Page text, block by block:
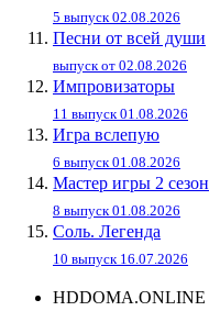
5 выпуск 02.08.2026
Песни от всей души
выпуск от 02.08.2026
Импровизаторы
11 выпуск 01.08.2026
Игра вслепую
6 выпуск 01.08.2026
Мастер игры 2 сезон
8 выпуск 01.08.2026
Соль. Легенда
10 выпуск 16.07.2026
HDDOMA.ONLINE